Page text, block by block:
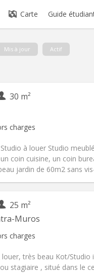
Carte Guide
Mis à jour Actif
30 m²
charges
Studio à louer Studio
coin cuisine, un coin
jardin de 60m2 sans
Privée
30 m2
25 m²
Muros
charges
louer, très beau Kot/Studio
stagiaire , situé dans le
Privée
25 m2